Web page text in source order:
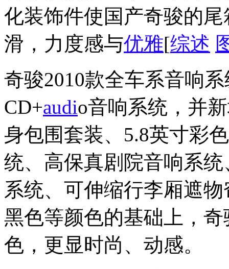
化装饰件使国产奇骏的
滑，力度感与优雅[综述
奇骏2010款全车系音响
CD+audio音响系统，并
身包围套装、5.8英寸彩
统、高保真剧院音响系
系统、可伸缩行李厢遮
黑色等颜色的基础上，
色，更显时尚、动感。